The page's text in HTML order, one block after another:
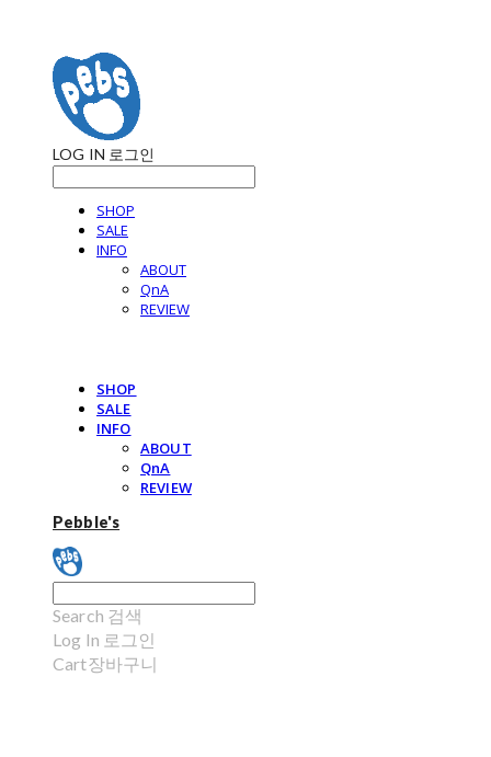
LOG IN 로그인
SHOP
SALE
INFO
ABOUT
QnA
REVIEW
SHOP
SALE
INFO
ABOUT
QnA
REVIEW
Pebble's
Search 검색
Log In 로그인
Cart장바구니